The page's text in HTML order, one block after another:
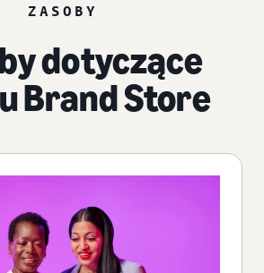
ZASOBY
dotyczące
Brand Store